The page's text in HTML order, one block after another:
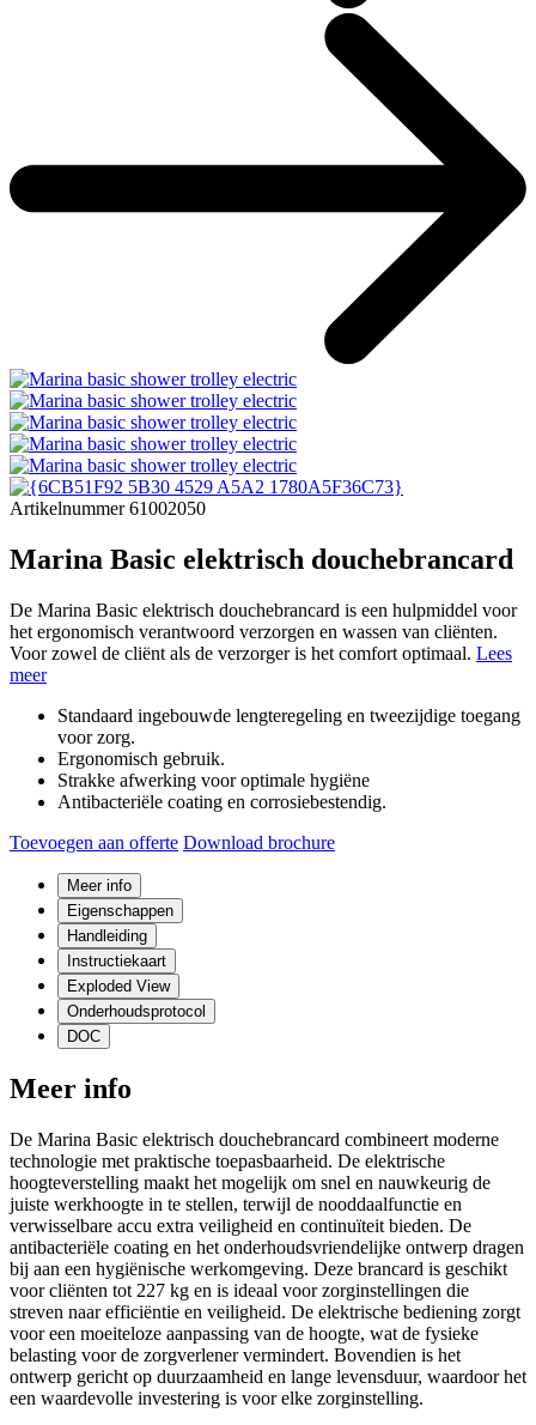
Artikelnummer 61002050
Marina Basic elektrisch douchebrancard
De Marina Basic elektrisch douchebrancard is een hulpmiddel voor
het ergonomisch verantwoord verzorgen en wassen van cliënten.
Voor zowel de cliënt als de verzorger is het comfort optimaal. Lees
meer
Standaard ingebouwde lengteregeling en tweezijdige toegang
voor zorg.
Ergonomisch gebruik.
Strakke afwerking voor optimale hygiëne
Antibacteriële coating en corrosiebestendig.
Toevoegen aan offerte Download brochure
Meer info
Eigenschappen
Handleiding
Instructiekaart
Exploded View
Onderhoudsprotocol
DOC
Meer info
De Marina Basic elektrisch douchebrancard combineert moderne
technologie met praktische toepasbaarheid. De elektrische
hoogteverstelling maakt het mogelijk om snel en nauwkeurig de
juiste werkhoogte in te stellen, terwijl de nooddaalfunctie en
verwisselbare accu extra veiligheid en continuïteit bieden. De
antibacteriële coating en het onderhoudsvriendelijke ontwerp dragen
bij aan een hygiënische werkomgeving. Deze brancard is geschikt
voor cliënten tot 227 kg en is ideaal voor zorginstellingen die
streven naar efficiëntie en veiligheid. De elektrische bediening zorgt
voor een moeiteloze aanpassing van de hoogte, wat de fysieke
belasting voor de zorgverlener vermindert. Bovendien is het
ontwerp gericht op duurzaamheid en lange levensduur, waardoor het
een waardevolle investering is voor elke zorginstelling.